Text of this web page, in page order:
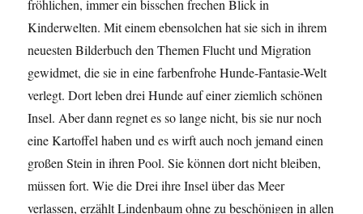
fröhlichen, immer ein bisschen frechen Blick in
Kinderwelten. Mit einem ebensolchen hat sie sich in ihrem
neuesten Bilderbuch den Themen Flucht und Migration
gewidmet, die sie in eine farbenfrohe Hunde-Fantasie-Welt
verlegt. Dort leben drei Hunde auf einer ziemlich schönen
Insel. Aber dann regnet es so lange nicht, bis sie nur noch
eine Kartoffel haben und es wirft auch noch jemand einen
großen Stein in ihren Pool. Sie können dort nicht bleiben,
müssen fort. Wie die Drei ihre Insel über das Meer
verlassen, erzählt Lindenbaum ohne zu beschönigen in allen